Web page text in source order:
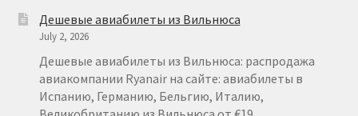
НА
ИЗ
ВАРШАВЫ
ОТ
€
Дешевые авиабилеты из Вильнюса
July 2, 2026
Дешевые авиабилеты из Вильнюса: распродажа
авиакомпании Ryanair на сайте: авиабилеты в
Испанию, Германию, Бельгию, Италию,